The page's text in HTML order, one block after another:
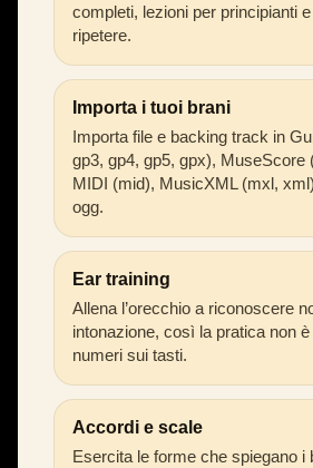
completi, lezioni per principianti
ripetere.
Importa i tuoi brani
Importa file e backing track in
gp3, gp4, gp5, gpx),
MIDI (mid), MusicXML (mxl,
ogg.
Ear training
Allena l’orecchio a riconoscere
intonazione, così la pratica non
numeri sui tasti.
Accordi e scale
Esercita le forme che spiegano i